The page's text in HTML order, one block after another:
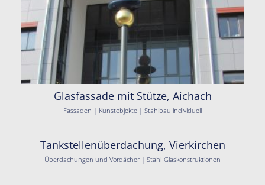
Glasfassade mit Stütze, Aichach
Fassaden | Kunstobjekte | Stahlbau individuell
Tankstellenüberdachung, Vierkirchen
Überdachungen und Vordächer | Stahl-Glaskonstruktionen